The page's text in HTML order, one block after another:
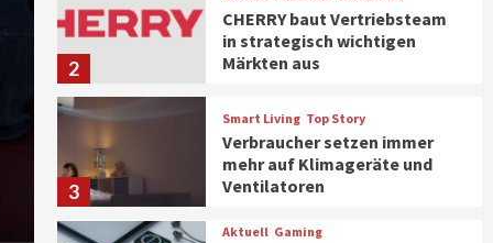
2
CHERRY baut Vertriebsteam
in strategisch wichtigen
Märkten aus
3
Smart Living Top Story
Verbraucher setzen immer
mehr auf Klimageräte und
Ventilatoren
Aktuell Gaming